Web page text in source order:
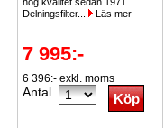
Delningsfilter...
Läs mer
7 995:-
6 396:- exkl. moms
Antal